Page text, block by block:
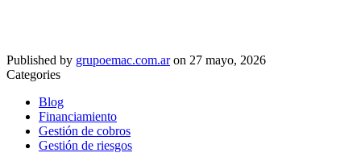
Published by grupoemac.com.ar on 27 mayo, 2026
Categories
Blog
Financiamiento
Gestión de cobros
Gestión de riesgos